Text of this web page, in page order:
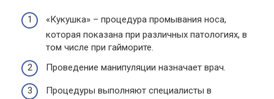
«Кукушка» – процедура промывания носа,
которая показана при различных патологиях, в
том числе при гайморите.
Проведение манипуляции назначает врач.
Процедуры выполняют специалисты в